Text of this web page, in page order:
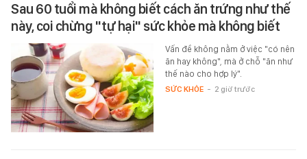
Sau 60 tuổi mà không biết cách ăn trứng như thế
này, coi chừng "tự hại" sức khỏe mà không biết
Vấn đề không nằm ở việc "có nên
ăn hay không", mà ở chỗ "ăn như
thế nào cho hợp lý".
SỨC KHỎE - 2 giờ trước